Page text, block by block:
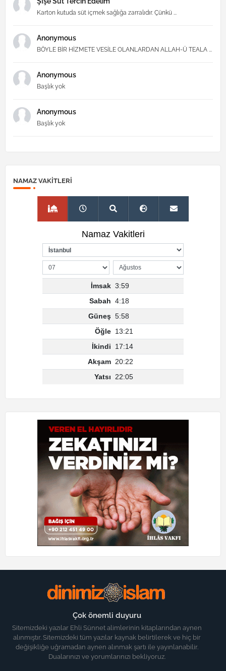
Karton kutuda süt içmek sağlığa zarralıdır. Çünkü ...
Anonymous
BÖYLE BİR HİZMETE VESİLE OLANLARDAN ALLAH-Ü TEALA ...
Anonymous
Başlık yok
Anonymous
Başlık yok
NAMAZ VAKITLERI
Çok önemli duyuru
Sitemizdeki yazılar Ehli Sünnet alimlerinin kitaplarından aynen
alınmıştır. Sitemizdeki tüm yazılar kaynak belirtilerek ve hiç bir
değişikliğe uğramadan aynen alınmak şartı ile yayınlanabilir.
Dualarınızı ve yorumlarınızı bekliyoruz.